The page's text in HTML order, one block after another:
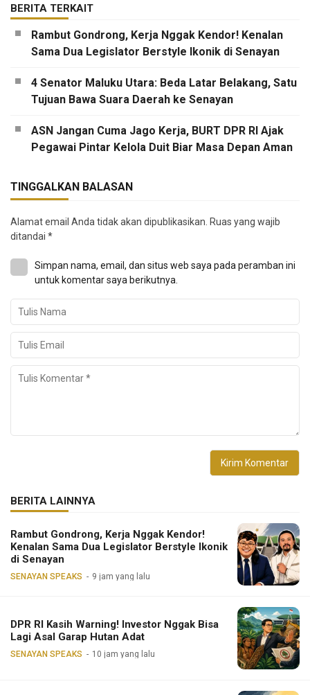
BERITA TERKAIT
Rambut Gondrong, Kerja Nggak Kendor! Kenalan
Sama Dua Legislator Berstyle Ikonik di Senayan
4 Senator Maluku Utara: Beda Latar Belakang, Satu
Tujuan Bawa Suara Daerah ke Senayan
ASN Jangan Cuma Jago Kerja, BURT DPR RI Ajak
Pegawai Pintar Kelola Duit Biar Masa Depan Aman
TINGGALKAN BALASAN
Alamat email Anda tidak akan dipublikasikan. Ruas yang wajib
ditandai *
Simpan nama, email, dan situs web saya pada peramban ini
untuk komentar saya berikutnya.
BERITA LAINNYA
Rambut Gondrong, Kerja Nggak Kendor!
Kenalan Sama Dua Legislator Berstyle Ikonik
di Senayan
SENAYAN SPEAKS 9 jam yang lalu
DPR RI Kasih Warning! Investor Nggak Bisa
Lagi Asal Garap Hutan Adat
SENAYAN SPEAKS 10 jam yang lalu